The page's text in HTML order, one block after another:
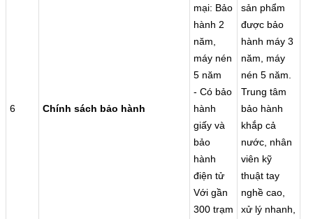
6 Chính sách bảo hành
mại: Bảo
hành 2
năm,
máy nén
5 năm
- Có bảo
hành
giấy và
bảo
hành
điện tử
Với gần
300 trạm
sản phẩm
được bảo
hành máy 3
năm, máy
nén 5 năm.
Trung tâm
bảo hành
khắp cả
nước, nhân
viên kỹ
thuật tay
nghề cao,
xử lý nhanh,